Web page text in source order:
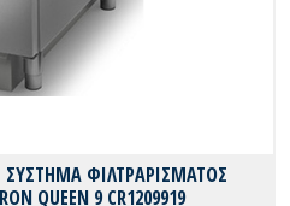
ΣΥΣΤΗΜΑ ΦΙΛΤΡΑΡΙΣΜΑΤΟΣ
QUEEN 9 CR1209919